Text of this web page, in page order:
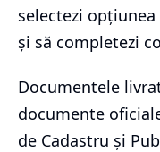
selectezi
și să completezi
Documentele
documente
de Cadastru și